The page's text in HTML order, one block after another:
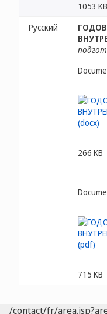
1053 KB
Русский
266 KB
715 KB
/contact/fr/